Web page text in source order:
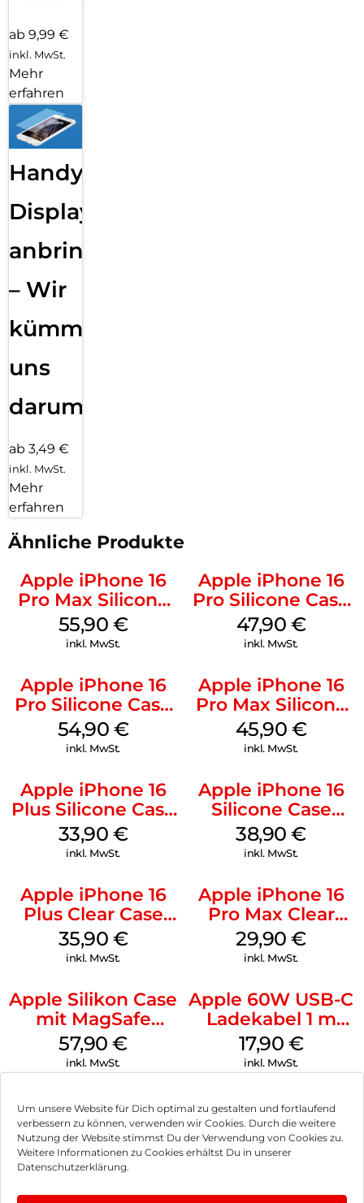
Um unsere Website für Dich optimal zu gestalten und fortlaufend
verbessern zu können, verwenden wir Cookies. Durch die weitere
Nutzung der Website stimmst Du der Verwendung von Cookies zu.
Weitere Informationen zu Cookies erhältst Du in unserer
Datenschutzerklärung.
ab 9,99 €
inkl. MwSt.
Mehr
erfahren
Handy
Displayfolie
anbringen
– Wir
kümmern
uns
darum!
ab 3,49 €
inkl. MwSt.
Mehr
erfahren
Ähnliche Produkte
Apple iPhone 16
Pro Max Silicone
Case MagSafe
Stone Gray
55,90 €
inkl. MwSt.
Apple iPhone 16
Pro Silicone Case
MagSafe Denim
47,90 €
inkl. MwSt.
Apple iPhone 16
Pro Silicone Case
MagSafe Black
54,90 €
inkl. MwSt.
Apple iPhone 16
Pro Max Silicone
Case MagSafe
Ultramarine
45,90 €
inkl. MwSt.
Apple iPhone 16
Plus Silicone Case
MagSafe Lake
Green
33,90 €
inkl. MwSt.
Apple iPhone 16
Silicone Case
MagSafe
Ultramarine
38,90€
inkl. MwSt.
Apple iPhone 16
Plus Clear Case
MagSafe
Transparent
35,90 €
inkl. MwSt.
Apple iPhone 16
Pro Max Clear
Case MagSafe
Transparent
29,90€
inkl. MwSt.
Apple Silikon Case
mit MagSafe
iPhone 14 Pro
(PRODUCT)RED
57,90€
inkl. MwSt.
Apple 60W USB-C
Ladekabel 1 m
Weiß
17,90 €
inkl. MwSt.
Impressum